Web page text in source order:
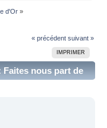
d'Or»
« précédent suivant »
IMPRIMER
Faites nous part de